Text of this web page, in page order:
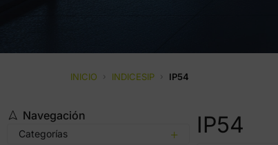
INICIO › INDICESIP › IP54
Navegación
Categorías IP54